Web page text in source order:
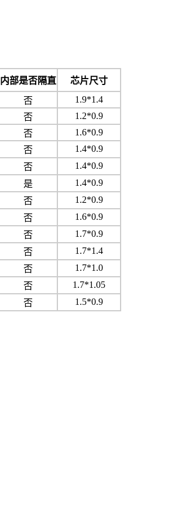
内部是否隔直
芯片尺寸
否
1.9*1.4
否
1.2*0.9
否
1.6*0.9
否
1.4*0.9
否
1.4*0.9
是
1.4*0.9
否
1.2*0.9
否
1.6*0.9
否
1.7*0.9
否
1.7*1.4
否
1.7*1.0
否
1.7*1.05
否 1.5*0.9